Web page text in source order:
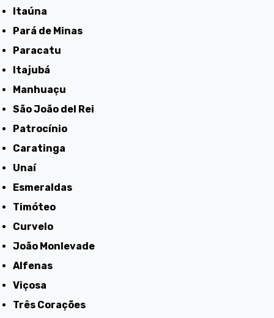
Itaúna
Pará de Minas
Paracatu
Itajubá
Manhuaçu
São João del Rei
Patrocínio
Caratinga
Unaí
Esmeraldas
Timóteo
Curvelo
João Monlevade
Alfenas
Viçosa
Três Corações